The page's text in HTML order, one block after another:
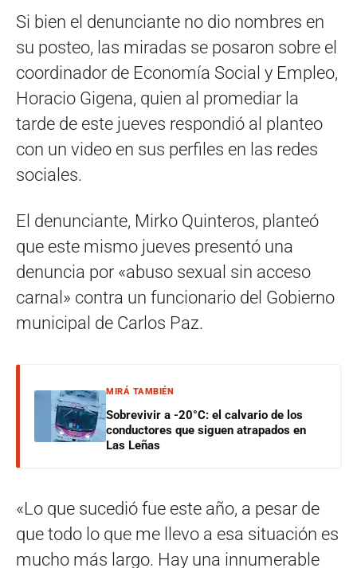
Si bien el denunciante no dio nombres en
su posteo, las miradas se posaron sobre el
coordinador de Economía Social y Empleo,
Horacio Gigena, quien al promediar la
tarde de este jueves respondió al planteo
con un video en sus perfiles en las redes
sociales.
El denunciante, Mirko Quinteros, planteó
que este mismo jueves presentó una
denuncia por «abuso sexual sin acceso
carnal» contra un funcionario del Gobierno
municipal de Carlos Paz.
MIRÁ TAMBIÉN
Sobrevivir a -20°C: el calvario de los
conductores que siguen atrapados en
Las Leñas
«Lo que sucedió fue este año, a pesar de
que todo lo que me llevo a esa situación es
mucho más largo. Hay una innumerable